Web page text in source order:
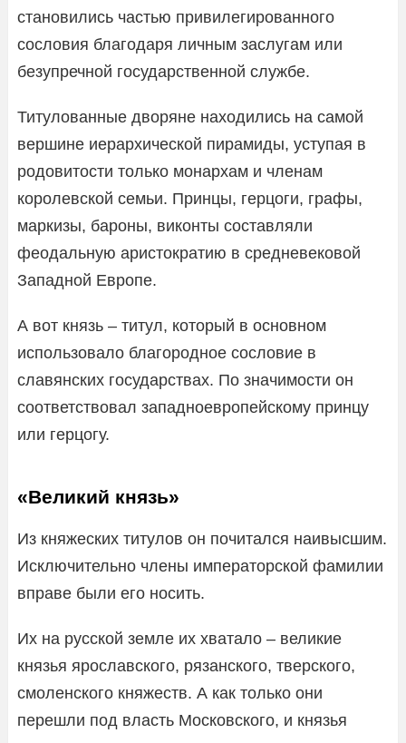
становились частью привилегированного
сословия благодаря личным заслугам или
безупречной государственной службе.
Титулованные дворяне находились на самой
вершине иерархической пирамиды, уступая в
родовитости только монархам и членам
королевской семьи. Принцы, герцоги, графы,
маркизы, бароны, виконты составляли
феодальную аристократию в средневековой
Западной Европе.
А вот князь – титул, который в основном
использовало благородное сословие в
славянских государствах. По значимости он
соответствовал западноевропейскому принцу
или герцогу.
«Великий князь»
Из княжеских титулов он почитался наивысшим.
Исключительно члены императорской фамилии
вправе были его носить.
Их на русской земле их хватало – великие
князья ярославского, рязанского, тверского,
смоленского княжеств. А как только они
перешли под власть Московского, и князья